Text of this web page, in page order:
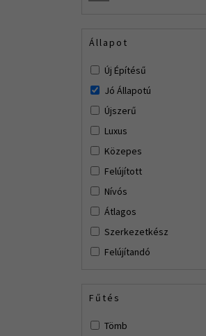
Állapot
Új Építésű
Jó Állapotú
Újszerű
Luxus
Közepes
Felújított
Nívós
Átlagos
Szerkezetkész
Felújítandó
Fűtés
Tömb